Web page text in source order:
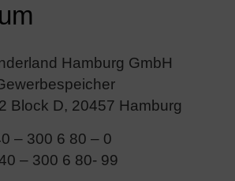
Hamburg GmbH
Block D, 20457 Hamburg
– 300 6 80 – 0
– 300 6 80- 99